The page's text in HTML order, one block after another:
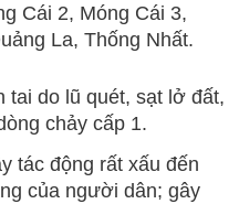
Cái 2, Móng Cái 3,
La, Thống Nhất.
tai do lũ quét, sạt lở đất,
chảy cấp 1.
tác động rất xấu đến
của người dân; gây